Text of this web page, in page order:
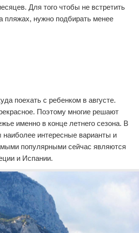
Для того чтобы не встретить
пляжах, нужно подбирать менее
поехать с ребенком в августе.
Поэтому многие решают
именно в конце летнего сезона. В
наиболее интересные варианты и
популярными сейчас являются
и Испании.